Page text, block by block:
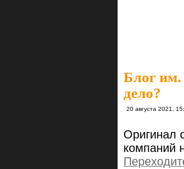
Блог им.
дело?
20 августа 2021,
Оригинал
компаний